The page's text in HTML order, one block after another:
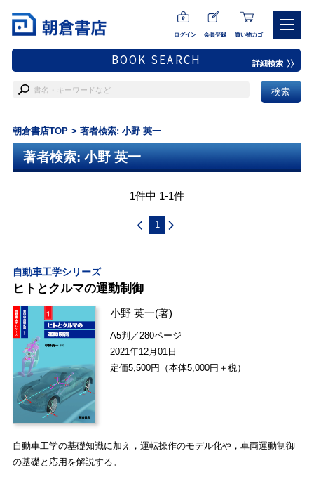
ログイン 会員登録 買い物カゴ
BOOK SEARCH 詳細検索
朝倉書店TOP 著者検索: 小野 英一
著者検索: 小野 英一
1件中 1-1件
1
自動車工学シリーズ
ヒトとクルマの運動制御
小野 英一(著)
A5判／280ページ
2021年12月01日
定価5,500円（本体5,000円＋税）
自動車工学の基礎知識に加え，運転操作のモデル化や，車両運動制御
の基礎と応用を解説する。